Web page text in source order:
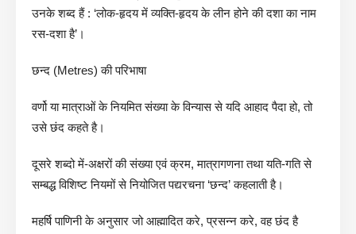
उनके शब्द हैं : ‘लोक-हृदय में व्यक्ति-हृदय के लीन होने की दशा का नाम
रस-दशा है’।
छन्द (Metres) की परिभाषा
वर्णो या मात्राओं के नियमित संख्या के विन्यास से यदि आहाद पैदा हो, तो
उसे छंद कहते है।
दूसरे शब्दो में-अक्षरों की संख्या एवं क्रम, मात्रागणना तथा यति-गति से
सम्बद्ध विशिष्ट नियमों से नियोजित पद्यरचना ‘छन्द’ कहलाती है।
महर्षि पाणिनी के अनुसार जो आह्मादित करे, प्रसन्न करे, वह छंद है